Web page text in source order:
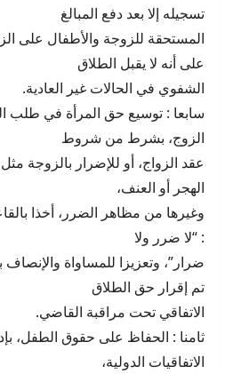
تسجيله إلا بعد دفع المبالغ
المستحقة للزوجة والأطفال على
على أنه لا يقبل الطلاق
الشفوي في الحالات غير العادية.
سابعا : توسيع حق المرأة في طلب
الزوج، بشرط من شروط
عقد الزواج، أو للإضرار بالزوجة
الهجر أو العنف،
وغيرها من مظاهر الضرر، أخذا
: “لا ضرر ولا
ضرار”، وتعزيزا للمساواة
تم إقرار حق الطلاق
الاتفاقي تحت مراقبة القاضي.
ثامنا : الحفاظ على حقوق الطفل،
الاتفاقيات الدولية،